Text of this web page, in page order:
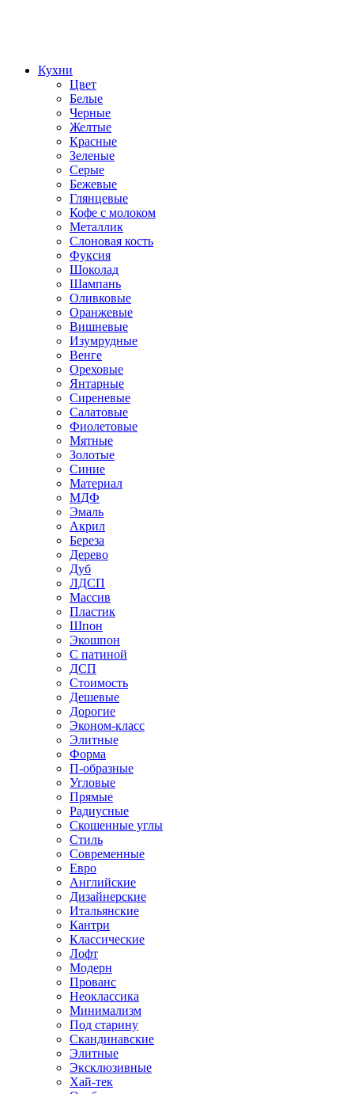
Кухни
Цвет
Белые
Черные
Желтые
Красные
Зеленые
Серые
Бежевые
Глянцевые
Кофе с молоком
Металлик
Слоновая кость
Фуксия
Шоколад
Шампань
Оливковые
Оранжевые
Вишневые
Изумрудные
Венге
Ореховые
Янтарные
Сиреневые
Салатовые
Фиолетовые
Мятные
Золотые
Синие
Материал
МДФ
Эмаль
Акрил
Береза
Дерево
Дуб
ЛДСП
Массив
Пластик
Шпон
Экошпон
С патиной
ДСП
Стоимость
Дешевые
Дорогие
Эконом-класс
Элитные
Форма
П-образные
Угловые
Прямые
Радиусные
Скошенные углы
Стиль
Современные
Евро
Английские
Дизайнерские
Итальянские
Кантри
Классические
Лофт
Модерн
Прованс
Неоклассика
Минимализм
Под старину
Скандинавские
Элитные
Эксклюзивные
Хай-тек